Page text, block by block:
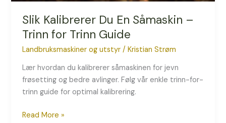
Slik Kalibrerer Du En Såmaskin –
Trinn for Trinn Guide
Landbruksmaskiner og utstyr /Kristian Strøm
Lær hvordan du kalibrerer såmaskinen for jevn
frøsetting og bedre avlinger. Følg vår enkle trinn-for-
trinn guide for optimal kalibrering.
Read More »